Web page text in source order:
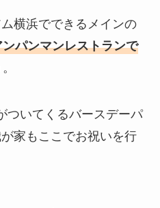
横浜でできるメインの
ンパンマンレストランで
ついてくるバースデーパ
家もここでお祝いを行